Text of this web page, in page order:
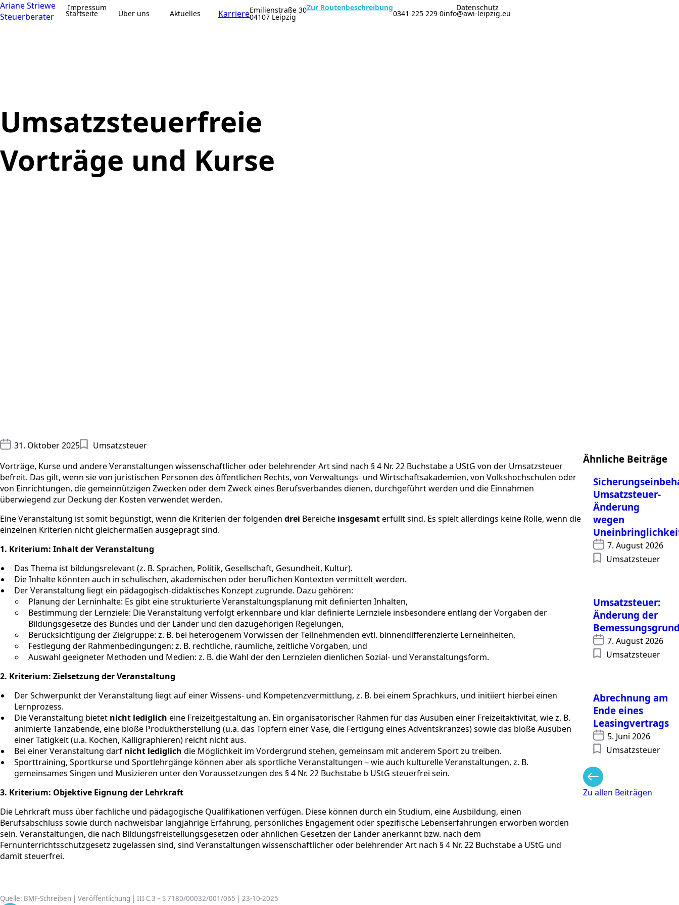
Ariane Striewe
Steuerberater
Startseite Über uns Aktuelles KarriereEmilienstraße 30
04107 Leipzig
Zur Routenbeschreibung
0341 225 229 0info@awi-leipzig.eu
Impressum Datenschutz
Umsatzsteuerfreie
Vorträge und Kurse
31. Oktober 2025
Umsatzsteuer
Vorträge, Kurse und andere Veranstaltungen wissenschaftlicher oder belehrender Art sind nach § 4 Nr. 22 Buchstabe a UStG von der Umsatzsteuer
befreit. Das gilt, wenn sie von juristischen Personen des öffentlichen Rechts, von Verwaltungs- und Wirtschaftsakademien, von Volkshochschulen oder
von Einrichtungen, die gemeinnützigen Zwecken oder dem Zweck eines Berufsverbandes dienen, durchgeführt werden und die Einnahmen
überwiegend zur Deckung der Kosten verwendet werden.
Eine Veranstaltung ist somit begünstigt, wenn die Kriterien der folgenden drei Bereiche insgesamterfüllt sind. Es spielt allerdings keine Rolle, wenn die
einzelnen Kriterien nicht gleichermaßen ausgeprägt sind.
1. Kriterium: Inhalt der Veranstaltung
Das Thema ist bildungsrelevant (z. B. Sprachen, Politik, Gesellschaft, Gesundheit, Kultur).
Die Inhalte könnten auch in schulischen, akademischen oder beruflichen Kontexten vermittelt werden.
Der Veranstaltung liegt ein pädagogisch-didaktisches Konzept zugrunde. Dazu gehören:
Planung der Lerninhalte: Es gibt eine strukturierte Veranstaltungsplanung mit definierten Inhalten,
Bestimmung der Lernziele: Die Veranstaltung verfolgt erkennbare und klar definierte Lernziele insbesondere entlang der Vorgaben der
Bildungsgesetze des Bundes und der Länder und den dazugehörigen Regelungen,
Berücksichtigung der Zielgruppe: z. B. bei heterogenem Vorwissen der Teilnehmenden evtl. binnendifferenzierte Lerneinheiten,
Festlegung der Rahmenbedingungen: z. B. rechtliche, räumliche, zeitliche Vorgaben, und
Auswahl geeigneter Methoden und Medien: z. B. die Wahl der den Lernzielen dienlichen Sozial- und Veranstaltungsform.
2. Kriterium: Zielsetzung der Veranstaltung
Der Schwerpunkt der Veranstaltung liegt auf einer Wissens- und Kompetenzvermittlung, z. B. bei einem Sprachkurs, und initiiert hierbei einen
Lernprozess.
Die Veranstaltung bietet nicht lediglich eine Freizeitgestaltung an. Ein organisatorischer Rahmen für das Ausüben einer Freizeitaktivität, wie z. B.
animierte Tanzabende, eine bloße Produktherstellung (u.a. das Töpfern einer Vase, die Fertigung eines Adventskranzes) sowie das bloße Ausüben
einer Tätigkeit (u.a. Kochen, Kalligraphieren) reicht nicht aus.
Bei einer Veranstaltung darf nicht lediglich die Möglichkeit im Vordergrund stehen, gemeinsam mit anderem Sport zu treiben.
Sporttraining, Sportkurse und Sportlehrgänge können aber als sportliche Veranstaltungen – wie auch kulturelle Veranstaltungen, z. B.
gemeinsames Singen und Musizieren unter den Voraussetzungen des § 4 Nr. 22 Buchstabe b UStG steuerfrei sein.
3. Kriterium: Objektive Eignung der Lehrkraft
Die Lehrkraft muss über fachliche und pädagogische Qualifikationen verfügen. Diese können durch ein Studium, eine Ausbildung, einen
Berufsabschluss sowie durch nachweisbar langjährige Erfahrung, persönliches Engagement oder spezifische Lebenserfahrungen erworben worden
sein. Veranstaltungen, die nach Bildungsfreistellungsgesetzen oder ähnlichen Gesetzen der Länder anerkannt bzw. nach dem
Fernunterrichtsschutzgesetz zugelassen sind, sind Veranstaltungen wissenschaftlicher oder belehrender Art nach § 4 Nr. 22 Buchstabe a UStG und
damit steuerfrei.
Quelle: BMF-Schreiben | Veröffentlichung | III C 3 – S 7180/00032/001/065 | 23-10-2025
Ähnliche Beiträge
Umsatzsteuer-
Änderung
wegen
7. August 2026
Umsatzsteuer
Umsatzsteuer:
Änderung der
7. August 2026
Umsatzsteuer
Abrechnung am
Ende eines
Leasingvertrags
5. Juni 2026
Umsatzsteuer
Zu allen Beiträgen